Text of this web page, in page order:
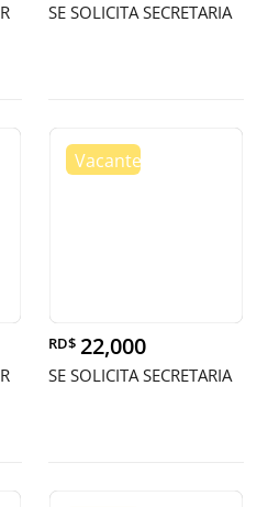
SE SOLICITA SECRETARIA
RD$ 22,000
SE SOLICITA SECRETARIA